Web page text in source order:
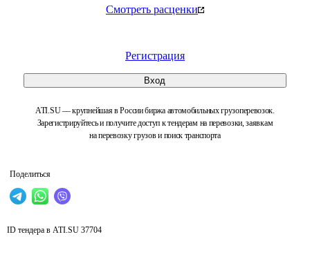
Смотреть расценки
Регистрация
Вход
ATI.SU — крупнейшая в России биржа автомобильных грузоперевозок.
Зарегистрируйтесь и получите доступ к тендерам на перевозки, заявкам
на перевозку грузов и поиск транспорта
Поделиться
ID тендера в ATI.SU 37704